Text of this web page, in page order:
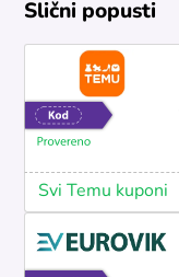
Slični popusti
Svi Temu kuponi